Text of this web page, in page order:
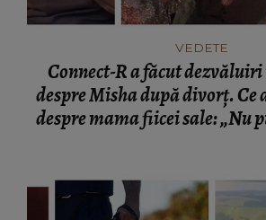
VEDETE
Connect-R a făcut
despre Misha după divorț. Ce
despre mama fiicei sale: „Nu